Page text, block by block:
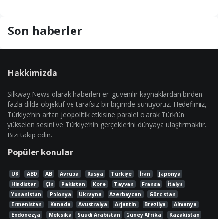
Son haberler
Hakkimizda
Silkway.News olarak haberleri en güvenilir kaynaklardan birden
fazla dilde objektif ve tarafsız bir biçimde sunuyoruz. Hedefimiz,
Türkiye’nin artan jeopolitik etkisine paralel olarak Türk’ün
yükselen sesini ve Türkiye’nin gerçeklerini dünyaya ulaştırmaktır.
Bizi takip edin.
Popüler konular
UK ABD AB Avrupa Rusya Türkiye İran
Japonya
Hindistan
Çin Pakistan Kore Tayvan Fransa
İtalya
Yunanistan
Polonya Ukrayna Azerbaycan
Gürcistan
Ermenistan
Kanada Avustralya Arjantin Brezilya
Almanya
Endonezya
Meksika Suudi Arabistan Güney Afrika Kazakistan